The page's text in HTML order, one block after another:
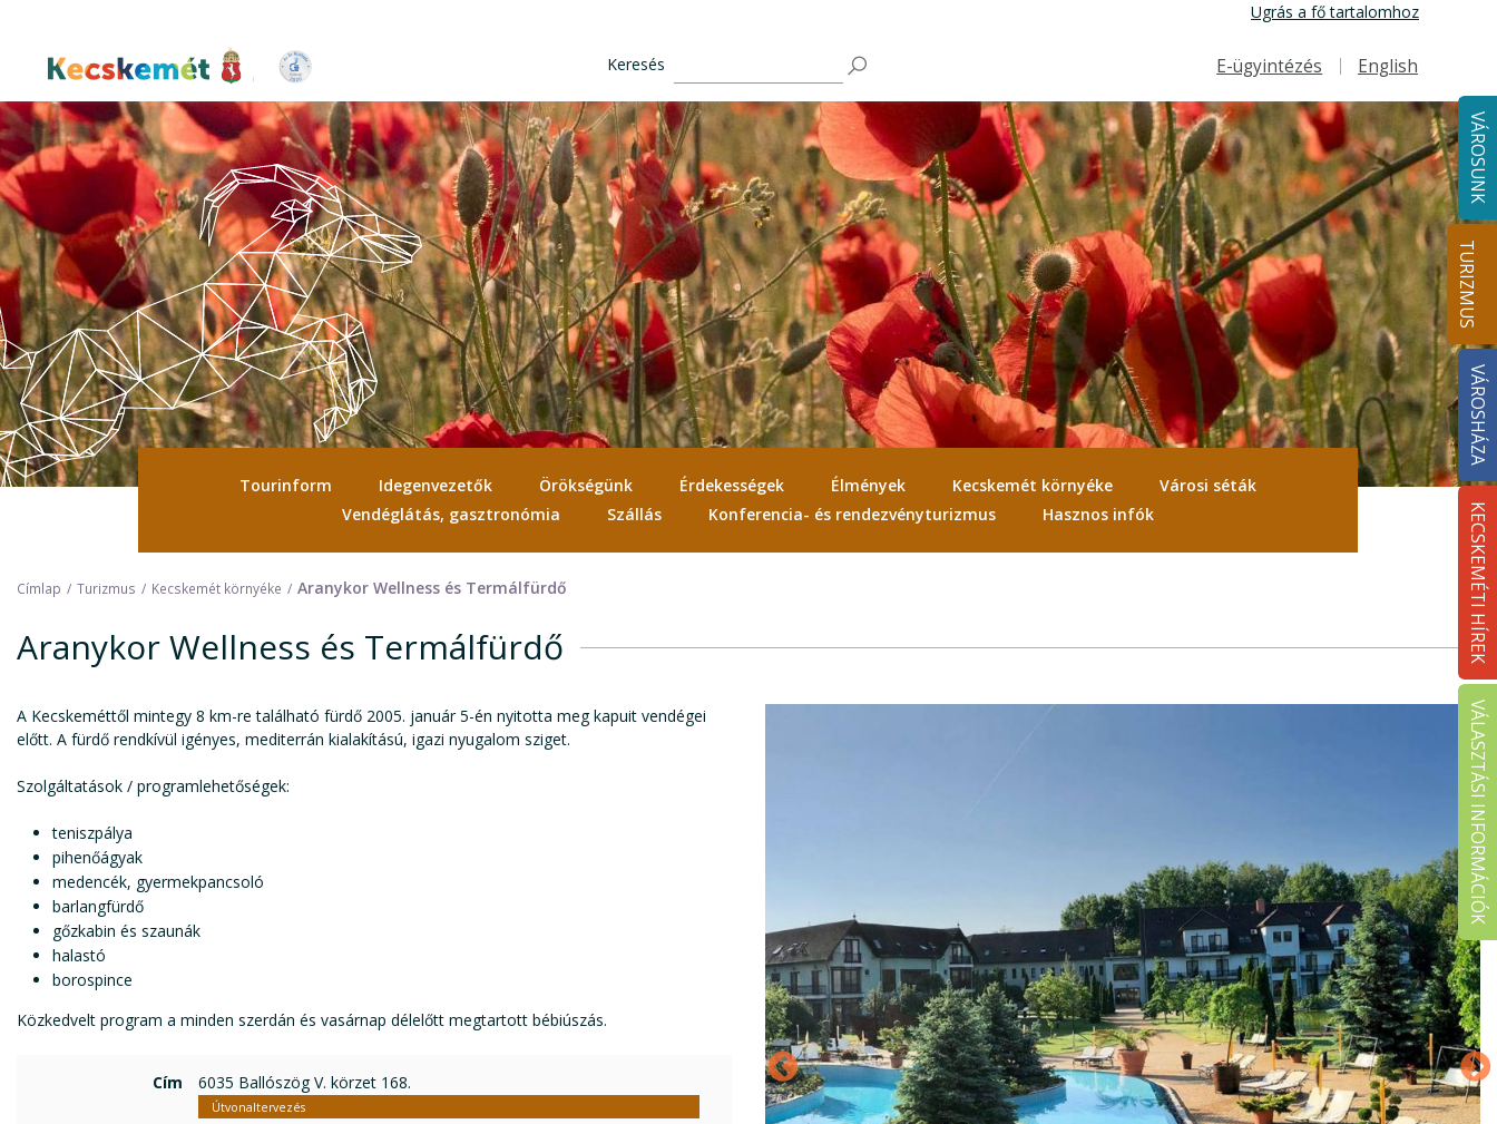
tartalomra
Ugrás a fő tartalomhoz
Kecskemét Város Honlapja
Keresés
Felső navigáció
E-ügyintézés English
VÁROSUNK
TURIZMUS
VÁROSHÁZA
KECSKEMÉTI HÍREK
VÁLASZTÁSI INFORMÁCIÓK
Tourinform Idegenvezetők Örökségünk Érdekességek Élmények Kecskemét környéke
Városi séták
Vendéglátás, gasztronómia
Szállás Konferencia- és rendezvényturizmus Hasznos infók
Címlap Turizmus Kecskemét környéke Aranykor Wellness és Termálfürdő
Aranykor Wellness és Termálfürdő
A Kecskeméttől mintegy 8 km-re található fürdő 2005. január 5-én nyitotta meg kapuit vendégei
előtt. A fürdő rendkívül igényes, mediterrán kialakítású, igazi nyugalom sziget.
Szolgáltatások / programlehetőségek:
teniszpálya
pihenőágyak
medencék, gyermekpancsoló
barlangfürdő
gőzkabin és szaunák
halastó
borospince
Közkedvelt program a minden szerdán és vasárnap délelőtt megtartott bébiúszás.
Cím 6035 Ballószög V. körzet 168.
Útvonaltervezés